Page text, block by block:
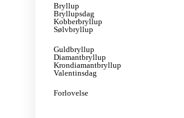
Bryllup
Bryllupsdag
Kobberbryllup
Sølvbryllup
Guldbryllup
Diamantbryllup
Krondiamantbryllup
Valentinsdag
Forlovelse